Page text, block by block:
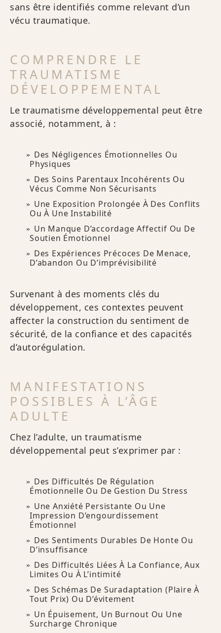
sans être identifiés comme relevant d’un
vécu traumatique.
COMPRENDRE LE
TRAUMATISME
DÉVELOPPEMENTAL
Le traumatisme développemental peut être
associé, notamment, à :
Des Négligences Émotionnelles Ou
Physiques
Des Soins Parentaux Incohérents Ou
Vécus Comme Non Sécurisants
Une Exposition Prolongée À Des Conflits
Ou À Une Instabilité
Un Manque D’accordage Affectif Ou De
Soutien Émotionnel
Des Expériences Précoces De Menace,
D’abandon Ou D’imprévisibilité
Survenant à des moments clés du
développement, ces contextes peuvent
affecter la construction du sentiment de
sécurité, de la confiance et des capacités
d’autorégulation.
MANIFESTATIONS
POSSIBLES À L’ÂGE
ADULTE
Chez l’adulte, un traumatisme
développemental peut s’exprimer par :
Des Difficultés De Régulation
Émotionnelle Ou De Gestion Du Stress
Une Anxiété Persistante Ou Une
Impression D’engourdissement
Émotionnel
Des Sentiments Durables De Honte Ou
D’insuffisance
Des Difficultés Liées À La Confiance, Aux
Limites Ou À L’intimité
Des Schémas De Suradaptation (plaire À
Tout Prix) Ou D’évitement
Un Épuisement, Un Burnout Ou Une
Surcharge Chronique